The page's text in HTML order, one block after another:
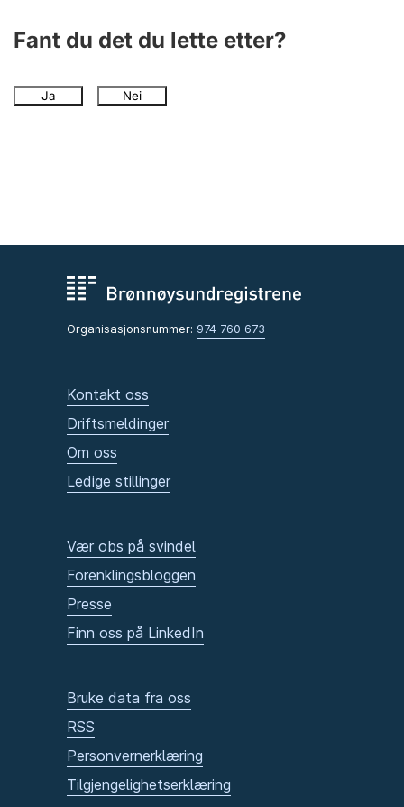
Fant du det du lette etter?
Ja Nei
Organisasjonsnummer: 974 760 673
Kontakt oss
Driftsmeldinger
Om oss
Ledige stillinger
Vær obs på svindel
Forenklingsbloggen
Presse
Finn oss på LinkedIn
Bruke data fra oss
RSS
Personvernerklæring
Tilgjengelighetserklæring